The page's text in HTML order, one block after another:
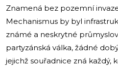
Znamená bez pozemní
Mechanismus by byl
známé a neskrytné
partyzánská válka, žádné
jejichž souřadnice zná každý,